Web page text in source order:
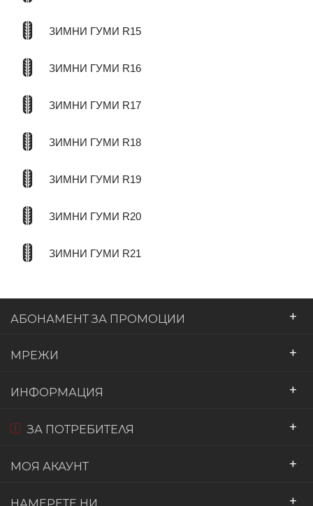
ЗИМНИ ГУМИ R15
ЗИМНИ ГУМИ R16
ЗИМНИ ГУМИ R17
ЗИМНИ ГУМИ R18
ЗИМНИ ГУМИ R19
ЗИМНИ ГУМИ R20
ЗИМНИ ГУМИ R21
АБОНАМЕНТ ЗА ПРОМОЦИИ +
МРЕЖИ +
ИНФОРМАЦИЯ +
ЗА ПОТРЕБИТЕЛЯ +
МОЯ АКАУНТ +
НАМЕРЕТЕ НИ +